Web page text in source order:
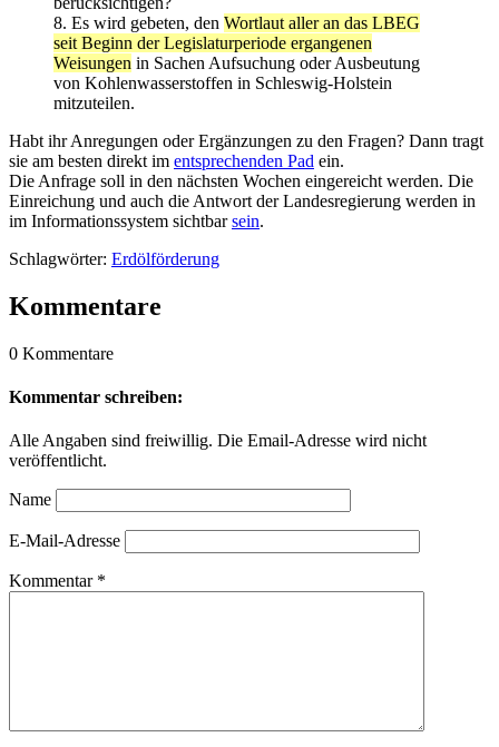
8. Es wird gebeten, den Wortlaut aller an das LBEG
seit Beginn der Legislaturperiode ergangenen
Weisungen in Sachen Aufsuchung oder Ausbeutung
von Kohlenwasserstoffen in Schleswig-Holstein
mitzuteilen.
Habt ihr Anregungen oder Ergänzungen zu den Fragen? Dann tragt
sie am besten direkt im entsprechenden Pad ein.
Die Anfrage soll in den nächsten Wochen eingereicht werden. Die
Einreichung und auch die Antwort der Landesregierung werden in
im Informationssystem sichtbarsein.
Schlagwörter: Erdölförderung
Kommentare
0 Kommentare
Kommentar schreiben:
Alle Angaben sind freiwillig. Die Email-Adresse wird nicht
veröffentlicht.
Name
E-Mail-Adresse
Kommentar *